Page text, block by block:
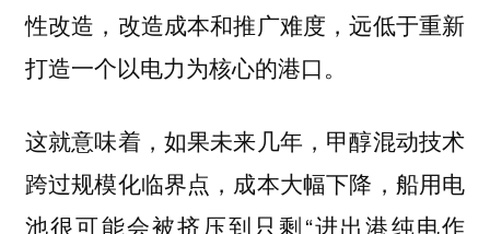
性改造，改造成本和推广难度，远低于重新
打造一个以电力为核心的港口。
这就意味着，如果未来几年，甲醇混动技术
跨过规模化临界点，成本大幅下降，船用电
池很可能会被挤压到只剩“进出港纯电作